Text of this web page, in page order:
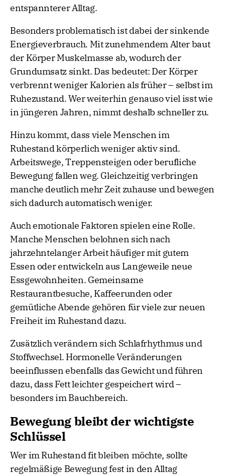
entspannterer Alltag.
Besonders problematisch ist dabei der sinkende
Energieverbrauch. Mit zunehmendem Alter baut
der Körper Muskelmasse ab, wodurch der
Grundumsatz sinkt. Das bedeutet: Der Körper
verbrennt weniger Kalorien als früher – selbst im
Ruhezustand. Wer weiterhin genauso viel isst wie
in jüngeren Jahren, nimmt deshalb schneller zu.
Hinzu kommt, dass viele Menschen im
Ruhestand körperlich weniger aktiv sind.
Arbeitswege, Treppensteigen oder berufliche
Bewegung fallen weg. Gleichzeitig verbringen
manche deutlich mehr Zeit zuhause und bewegen
sich dadurch automatisch weniger.
Auch emotionale Faktoren spielen eine Rolle.
Manche Menschen belohnen sich nach
jahrzehntelanger Arbeit häufiger mit gutem
Essen oder entwickeln aus Langeweile neue
Essgewohnheiten. Gemeinsame
Restaurantbesuche, Kaffeerunden oder
gemütliche Abende gehören für viele zur neuen
Freiheit im Ruhestand dazu.
Zusätzlich verändern sich Schlafrhythmus und
Stoffwechsel. Hormonelle Veränderungen
beeinflussen ebenfalls das Gewicht und führen
dazu, dass Fett leichter gespeichert wird –
besonders im Bauchbereich.
Bewegung bleibt der wichtigste
Schlüssel
Wer im Ruhestand fit bleiben möchte, sollte
regelmäßige Bewegung fest in den Alltag